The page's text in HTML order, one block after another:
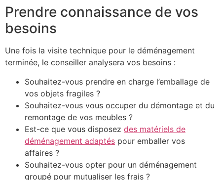
Prendre connaissance de vos
besoins
Une fois la visite technique pour le déménagement
terminée, le conseiller analysera vos besoins :
Souhaitez-vous prendre en charge l’emballage de
vos objets fragiles ?
Souhaitez-vous vous occuper du démontage et du
remontage de vos meubles ?
Est-ce que vous disposez des matériels de
déménagement adaptés pour emballer vos
affaires ?
Souhaitez-vous opter pour un déménagement
groupé pour mutualiser les frais ?